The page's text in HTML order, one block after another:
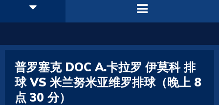
普罗塞克 DOC A.卡拉罗 伊莫科 排
球 VS 米兰努米亚维罗排球（晚上 8
点 30 分）